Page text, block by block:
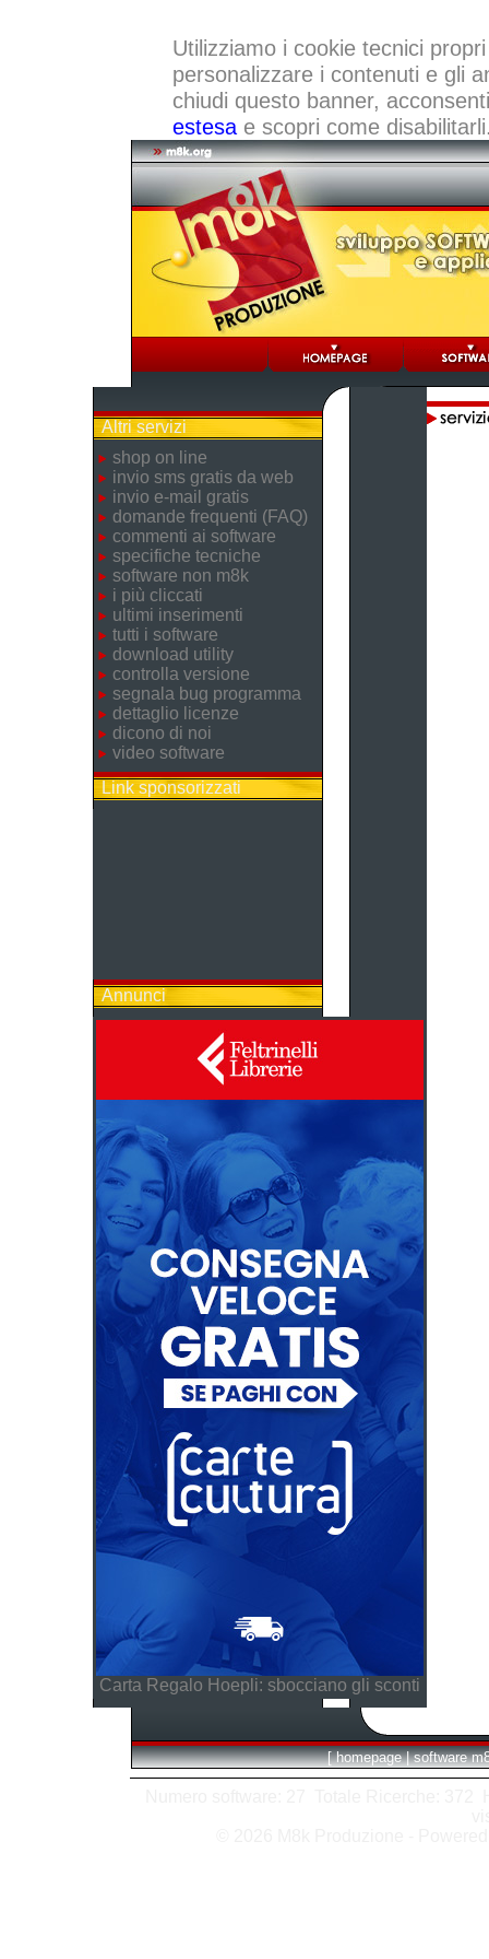
Utilizziamo i cookie tecnici
personalizzare i contenuti e gli
chiudi questo banner,
estesae scopri come
Altri servizi
shop on line
invio sms gratis da web
invio e-mail gratis
domande frequenti (FAQ)
commenti ai software
specifiche tecniche
software non m8k
i più cliccati
ultimi inserimenti
tutti i software
download utility
controlla versione
segnala bug programma
dettaglio licenze
dicono di noi
video software
Link sponsorizzati
Annunci
Carta Regalo Hoepli: sbocciano gli sconti
[ homepage | software